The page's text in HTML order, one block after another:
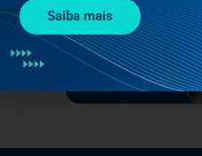
Saiba mais